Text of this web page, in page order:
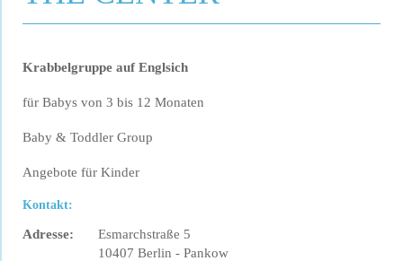
Krabbelgruppe auf Englsich
für Babys von 3 bis 12 Monaten
Baby & Toddler Group
Angebote für Kinder
Kontakt:
Adresse:
Esmarchstraße 5
10407 Berlin - Pankow